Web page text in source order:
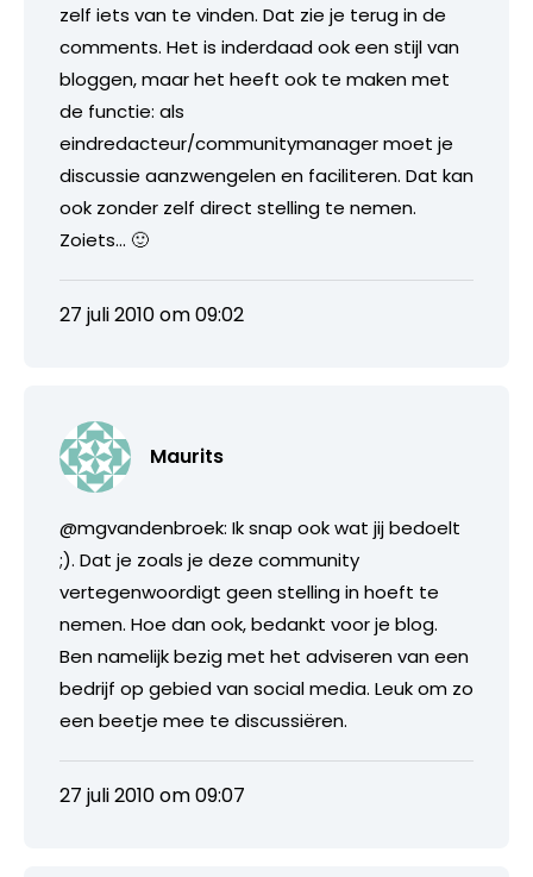
zelf iets van te vinden. Dat zie je terug in de
comments. Het is inderdaad ook een stijl van
bloggen, maar het heeft ook te maken met
de functie: als
eindredacteur/communitymanager moet je
discussie aanzwengelen en faciliteren. Dat kan
ook zonder zelf direct stelling te nemen.
Zoiets… 🙂
27 juli 2010 om 09:02
Maurits
@mgvandenbroek: Ik snap ook wat jij bedoelt
;). Dat je zoals je deze community
vertegenwoordigt geen stelling in hoeft te
nemen. Hoe dan ook, bedankt voor je blog.
Ben namelijk bezig met het adviseren van een
bedrijf op gebied van social media. Leuk om zo
een beetje mee te discussiëren.
27 juli 2010 om 09:07